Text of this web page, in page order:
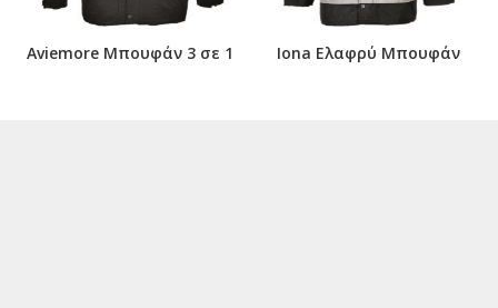
Aviemore Μπουφάν 3 σε 1 Iona Ελαφρύ Μπουφάν